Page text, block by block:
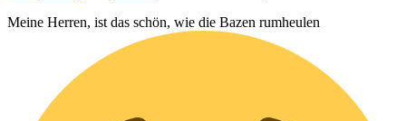
Meine Herren, ist das schön, wie die Bazen rumheulen